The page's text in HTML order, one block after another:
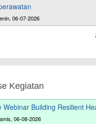
06-07-2026
Kegiatan
Webinar Building Resilient
06-08-2026